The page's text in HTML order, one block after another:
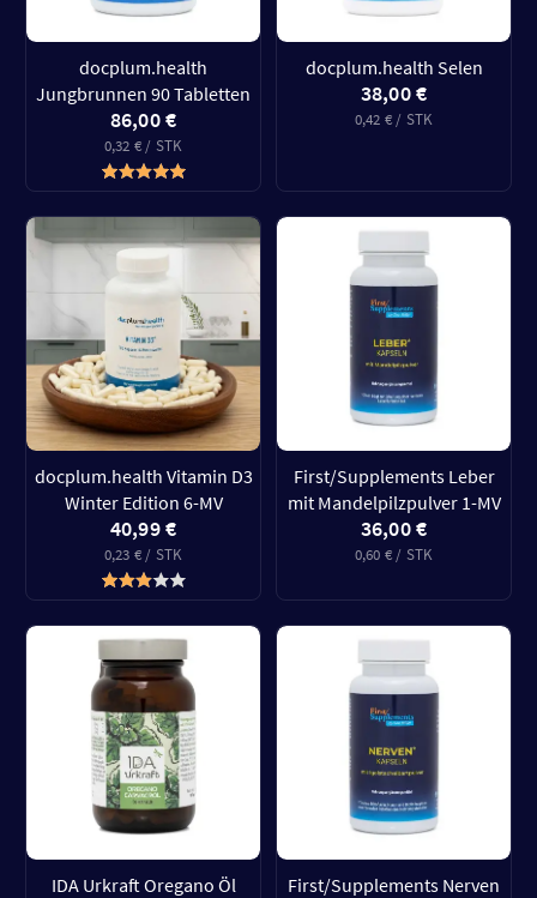
docplum.health
Jungbrunnen 90 Tabletten
86,00 €
0,32 € / STK
docplum.health Selen
38,00 €
0,42 € / STK
docplum.health Vitamin D3
Winter Edition 6-MV
40,99 €
0,23 € / STK
First/Supplements Leber
mit Mandelpilzpulver 1-MV
36,00 €
0,60 € / STK
IDA Urkraft Oregano Öl
First/Supplements Nerven